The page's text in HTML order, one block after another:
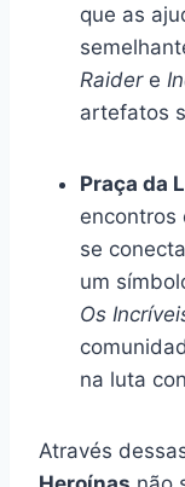
que as
Raidere
artefatos
Praça da
encontros
se
um
Os
na luta
Através